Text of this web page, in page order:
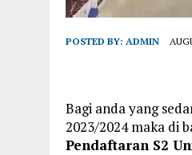
POSTED BY: ADMIN
Bagi anda yang
2023/2024 maka di
Pendaftaran S2